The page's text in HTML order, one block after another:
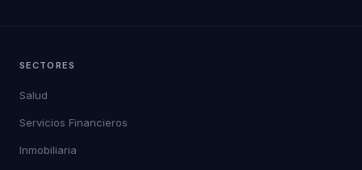
SECTORES
Salud
Servicios Financieros
Inmobiliaria